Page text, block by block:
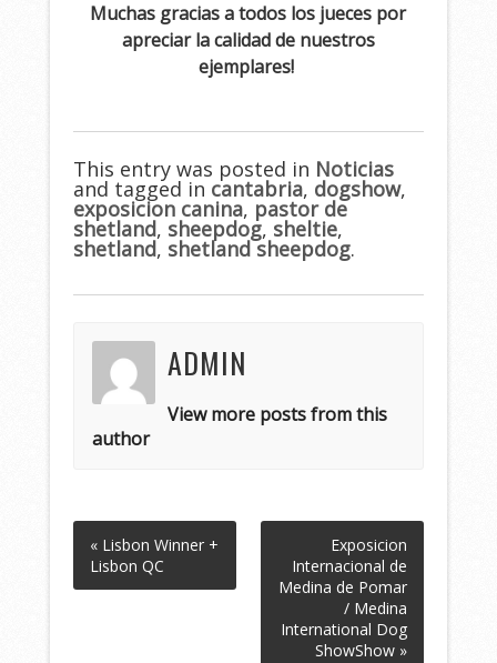
Muchas gracias a todos los jueces por
apreciar la calidad de nuestros
ejemplares!
This entry was posted in Noticias
and tagged in cantabria, dogshow,
exposicion canina, pastor de
shetland, sheepdog, sheltie,
shetland, shetland sheepdog.
ADMIN
View more posts from this
author
« Lisbon Winner +
Lisbon QC
Exposicion
Internacional de
Medina de Pomar
/ Medina
International Dog
ShowShow »